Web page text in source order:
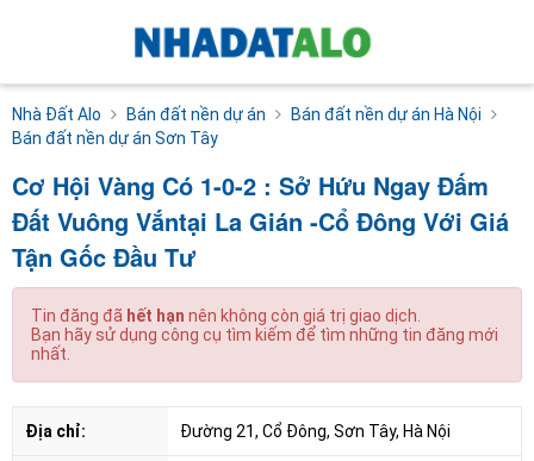
Nhà Đất Alo Bán đất nền dự án
Bán đất nền dự án Hà Nội
Bán đất nền dự án Sơn Tây
Cơ Hội Vàng Có 1-0-2 : Sở Hứu Ngay Đấm
Đất Vuông Vắntại La Gián -Cổ Đông Với Giá
Tận Gốc Đầu Tư
Tin đăng đã hết hạn nên không còn giá trị giao dịch.
Bạn hãy sử dụng công cụ tìm kiếm để tìm những tin đăng mới
nhất.
Địa chỉ: Đường 21, Cổ Đông, Sơn Tây, Hà Nội